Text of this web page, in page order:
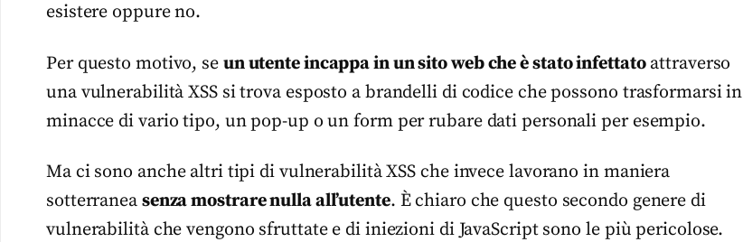
esistere oppure no.
Per questo motivo, se un utente incappa in un sito web che è stato infettatoattraverso
una vulnerabilità XSS si trova esposto a brandelli di codice che possono trasformarsi in
minacce di vario tipo, un pop-up o un form per rubare dati personali per esempio.
Ma ci sono anche altri tipi di vulnerabilità XSS che invece lavorano in maniera
sotterranea senza mostrare nulla all’utente. È chiaro che questo secondo genere di
vulnerabilità che vengono sfruttate e di iniezioni di JavaScript sono le più pericolose.